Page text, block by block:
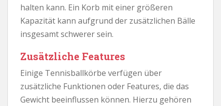
halten kann. Ein Korb mit einer größeren
Kapazität kann aufgrund der zusätzlichen Bälle
insgesamt schwerer sein.
Zusätzliche Features
Einige Tennisballkörbe verfügen über
zusätzliche Funktionen oder Features, die das
Gewicht beeinflussen können. Hierzu gehören